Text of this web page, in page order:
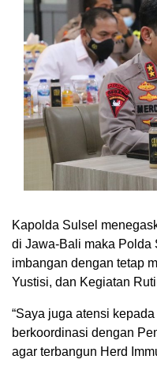
Kapolda Sulsel
di Jawa-Bali maka Polda
imbangan dengan tetap
Yustisi, dan Kegiatan
“Saya juga atensi
berkoordinasi dengan
agar terbangun Herd